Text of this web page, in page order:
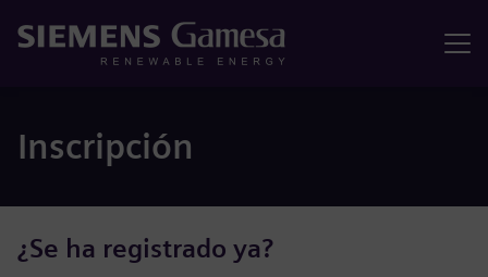
Inscripción
¿Se ha registrado ya?